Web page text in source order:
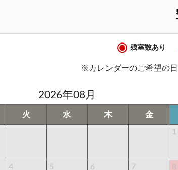
残室数あり
※カレンダーのご希望の
2026年08月
火 水 木 金
1
4 5 6 7 8